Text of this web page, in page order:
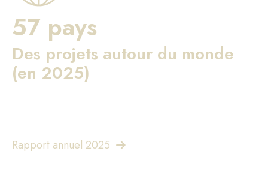
57 pays
Des projets autour du monde
(en 2025)
Rapport annuel 2025